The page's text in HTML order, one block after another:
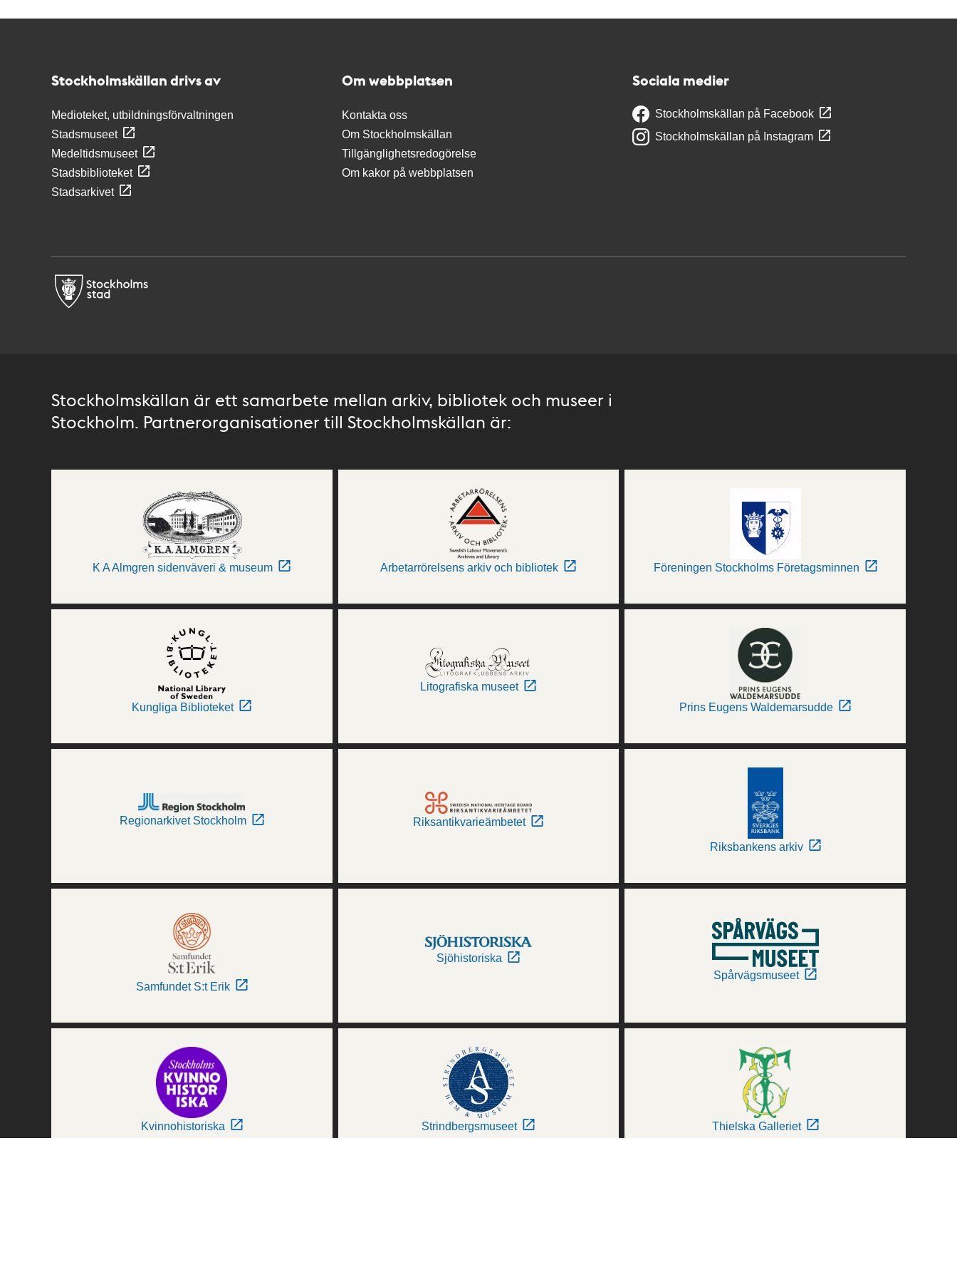
Stockholmskällan drivs av
Medioteket, utbildningsförvaltningen
Stadsmuseet
Medeltidsmuseet
Stadsbiblioteket
Stadsarkivet
Om webbplatsen
Kontakta oss
Om Stockholmskällan
Tillgänglighetsredogörelse
Om kakor på webbplatsen
Sociala medier
Stockholmskällan på Facebook
Stockholmskällan på Instagram
Stockholmskällan är ett samarbete mellan arkiv, bibliotek och museer i
Stockholm. Partnerorganisationer till Stockholmskällan är:
K A Almgren sidenväveri & museum Arbetarrörelsens arkiv och bibliotek Föreningen Stockholms Företagsminnen
Kungliga Biblioteket
Litografiska museet
Prins Eugens Waldemarsudde
Regionarkivet Stockholm Riksantikvarieämbetet
Riksbankens arkiv
Samfundet S:t Erik
Sjöhistoriska
Spårvägsmuseet
Kvinnohistoriska Strindbergsmuseet Thielska Galleriet